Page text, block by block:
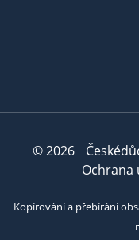
© 2026
Ochrana
Kopírování a přebírání